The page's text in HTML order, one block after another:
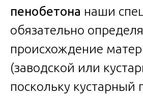
пенобетона наши
обязательно
происхождение
(заводской или
поскольку кустарный